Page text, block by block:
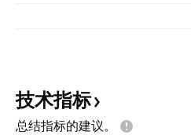
技术指标
总结指标的建议。